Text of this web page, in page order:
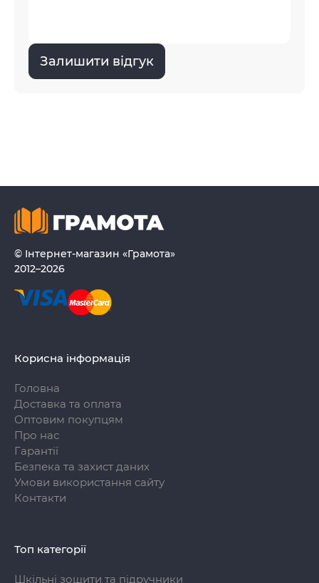
Залишити відгук
© Інтернет-магазин «Грамота»
2012–2026
Корисна інформація
Головна
Доставка та оплата
Оптовим покупцям
Про нас
Гарантії
Безпека та захист даних
Умови використання сайту
Контакти
Топ категорії
Шкільні зошити та підручники